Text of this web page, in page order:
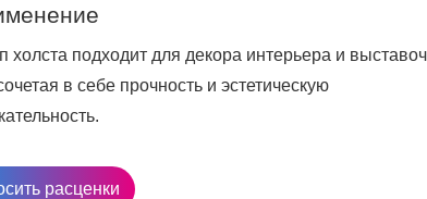
холста подходит для декора интерьера и
в себе прочность и эстетическую
расценки